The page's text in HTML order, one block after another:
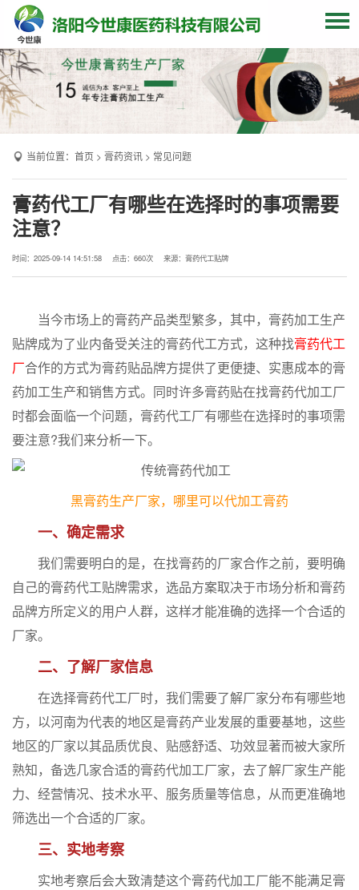
网站首页
关于我们
贴牌加工
膏药资讯
当前位置： 首页 > 膏药资讯 > 常见问题
膏药代工厂有哪些在选择时的事项需要
注意？
时间：2025-09-14 14:51:58 点击： 660次 来源：膏药代工贴牌
当今市场上的膏药产品类型繁多，其中，膏药加工生产
贴牌成为了业内备受关注的膏药代工方式，这种找膏药代工
厂合作的方式为膏药贴品牌方提供了更便捷、实惠成本的膏
药加工生产和销售方式。同时许多膏药贴在找膏药代加工厂
时都会面临一个问题，膏药代工厂有哪些在选择时的事项需
要注意?我们来分析一下。
黑膏药生产厂家，哪里可以代加工膏药
一、确定需求
我们需要明白的是，在找膏药的厂家合作之前，要明确
自己的膏药代工贴牌需求，选品方案取决于市场分析和膏药
品牌方所定义的用户人群，这样才能准确的选择一个合适的
厂家。
二、了解厂家信息
在选择膏药代工厂时，我们需要了解厂家分布有哪些地
方，以河南为代表的地区是膏药产业发展的重要基地，这些
地区的厂家以其品质优良、贴感舒适、功效显著而被大家所
熟知，备选几家合适的膏药代加工厂家，去了解厂家生产能
力、经营情况、技术水平、服务质量等信息，从而更准确地
筛选出一个合适的厂家。
三、实地考察
实地考察后会大致清楚这个膏药代加工厂能不能满足膏